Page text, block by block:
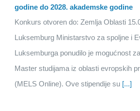
godine do 2028. akademske godine
Konkurs otvoren do: Zemlja Oblasti
Luksemburg Ministarstvo za spoljne i
Luksemburga ponudilo je mogućnost
Master studijama iz oblasti evropskih
(MELS Online). Ove stipendije su [...]